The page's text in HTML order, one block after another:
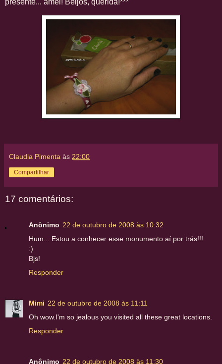
presente... amei! Beijos, querida!***
Claudia Pimenta às 22:00
Compartilhar
17 comentários:
Anônimo 22 de outubro de 2008 às 10:32
Hum... Estou a conhecer esse monumento aí por trás!!!
:)
Bjs!
Responder
Mimi 22 de outubro de 2008 às 11:11
Oh wow.I'm so jealous you visited all these great locations.
Responder
Anônimo 22 de outubro de 2008 às 11:30